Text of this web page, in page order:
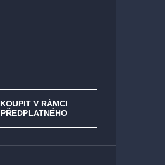
KOUPIT V RÁMCI
PŘEDPLATNÉHO